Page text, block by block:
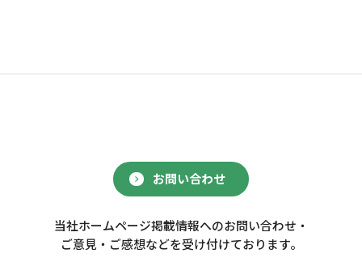
お問い合わせ
当社ホームページ掲載情報へのお問い合わせ・
ご意見・ご感想などを受け付けております。